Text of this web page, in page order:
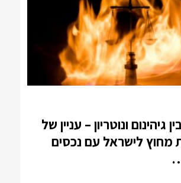
גיהינום ונוטריון – עניין של
מחוץ לישראל עם נכסים